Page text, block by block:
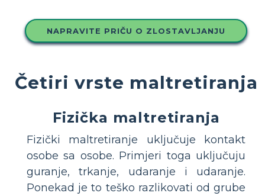
NAPRAVITE PRIČU O ZLOSTAVLJANJU
Četiri vrste maltretiranja
Fizička maltretiranja
Fizički maltretiranje uključuje kontakt
osobe sa osobe. Primjeri toga uključuju
guranje, trkanje, udaranje i udaranje.
Ponekad je to teško razlikovati od grube